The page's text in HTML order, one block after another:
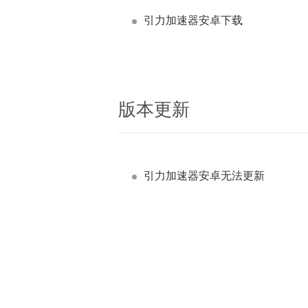
引力加速器安卓下载
版本更新
引力加速器安卓无法更新